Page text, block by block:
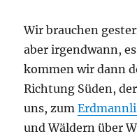
Wir brauchen
aber irgendwann,
kommen wir dann
Richtung Süden,
uns, zum
und Wäldern über